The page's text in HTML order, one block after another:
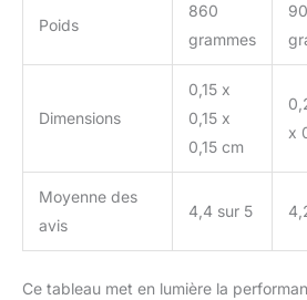
Poids
860
grammes
Dimensions
0,15 x
0,15 x
0,15 cm
x
Moyenne des
avis
4,4 sur 5
Ce tableau met en lumière la